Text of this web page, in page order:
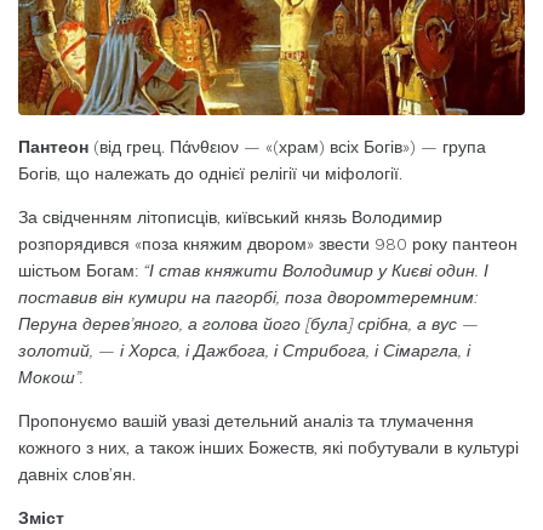
Пантеон (від грец. Πάνθειον — «(храм) всіх Богів») — група
Богів, що належать до однієї релігії чи міфології.
За свідченням літописців, київський князь Володимир
розпорядився «поза княжим двором» звести 980 року пантеон
шіс­тьом Богам: “І став княжити Володимир у Києві один. І
поставив він кумири на пагорбі, поза дворомтеремним:
Перуна дерев’яного, а голова його [була] срібна, а вус —
золотий, — і Хорса, і Дажбога, і Стрибога, і Сімаргла, і
Мокош”.
Пропонуємо вашій увазі детельний аналіз та тлумачення
кожного з них, а також інших Божеств, які побутували в культурі
давніх слов’ян.
Зміст